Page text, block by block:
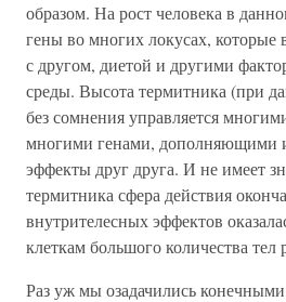
образом. На рост человека в
гены во многих локусах, которые
с другом, диетой и другими
среды. Высота термитника (при
без сомнения управляется
многими генами, дополняющими
эффекты друг друга. И не имеет
термитника сфера действия
внутрителесных эффектов
клеткам большого количества тел
Раз уж мы озадачились